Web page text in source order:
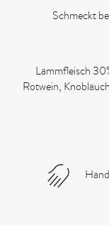
Schmeckt
Lammfleisch
Rotwein,